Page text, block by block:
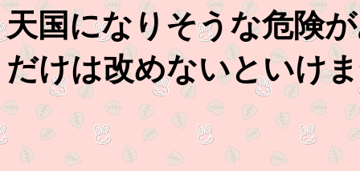
天国になりそうな危険
だけは改めないといけ